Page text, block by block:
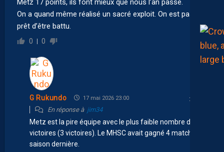
On a quand même réalisé un sacré exploit. On est pas
prêt d’être battu.
0 0
G Rukundo 17 mai 2026 23:00
En réponse à jim34
Metz est la pire équipe avec le plus faible nombre de
victoires (3 victoires). Le MHSC avait gagné 4 matchs la
saison dernière.